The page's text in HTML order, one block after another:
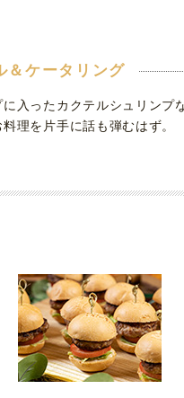
＆ケータリング
入ったカクテルシュリン
理を片手に話も弾むはず。